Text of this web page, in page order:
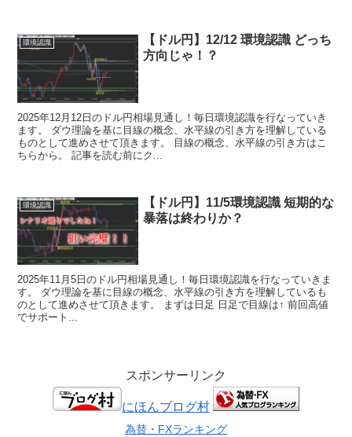
環境認識
【ドル円】12/12 環境認識 どっち
方向じゃ！？
2025年12月12日のドル円相場見通し！毎日環境認識を行なっていき
ます。 ダウ理論を基に目線の概念、水平線の引き方を理解している
ものとして進めさせて頂きます。 目線の概念、水平線の引き方はこ
ちらから。 記事を読む前にク...
環境認識
【ドル円】11/5環境認識 短期的な
暴落は終わりか？
2025年11月5日のドル円相場見通し！毎日環境認識を行なっていきま
す。 ダウ理論を基に目線の概念、水平線の引き方を理解しているも
のとして進めさせて頂きます。 まずは日足 日足で目線は↑ 前回高値
でサポート...
スポンサーリンク
にほんブログ村
為替・FXランキング